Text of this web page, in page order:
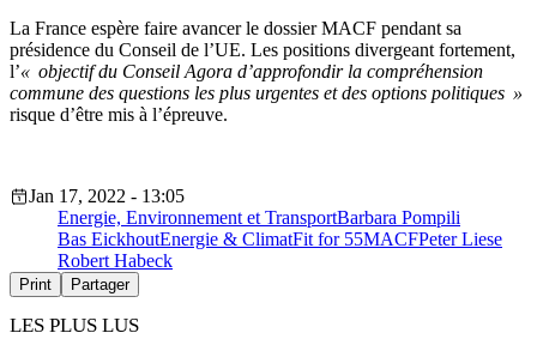
La France espère faire avancer le dossier MACF pendant sa
présidence du Conseil de l’UE. Les positions divergeant fortement,
l’« objectif du Conseil Agora d’approfondir la compréhension
commune des questions les plus urgentes et des options politiques »
risque d’être mis à l’épreuve.
Jan 17, 2022 - 13:05
Energie, Environnement et TransportBarbara Pompili
Bas EickhoutEnergie & ClimatFit for 55MACFPeter Liese
Robert Habeck
Print Partager
LES PLUS LUS